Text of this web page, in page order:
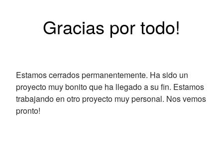
Gracias por todo!
Estamos cerrados permanentemente. Ha sido un
proyecto muy bonito que ha llegado a su fin. Estamos
trabajando en otro proyecto muy personal. Nos vemos
pronto!